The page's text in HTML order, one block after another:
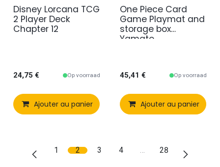
Disney Lorcana TCG
2 Player Deck
Chapter 12
24,75 € Op voorraad
Ajouter au panier Comparer Ajouter à
One Piece Card
Game Playmat and
storage box
Yamato
45,41 € Op voorraad
Ajouter au panier
1 2 3 4 28